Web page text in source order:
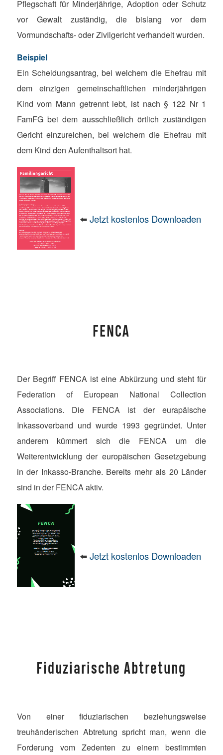
Pflegschaft für Minderjährige, Adoption oder Schutz
vor Gewalt zuständig, die bislang vor dem
Vormundschafts- oder Zivilgericht verhandelt wurden.
Beispiel
Ein Scheidungsantrag, bei welchem die Ehefrau mit
dem einzigen gemeinschaftlichen minderjährigen
Kind vom Mann getrennt lebt, ist nach § 122 Nr 1
FamFG bei dem ausschließlich örtlich zuständigen
Gericht einzureichen, bei welchem die Ehefrau mit
dem Kind den Aufenthaltsort hat.
⬅️Jetzt kostenlos Downloaden
FENCA
Der Begriff FENCA ist eine Abkürzung und steht für
Federation of European National Collection
Associations. Die FENCA ist der eurapäische
Inkassoverband und wurde 1993 gegründet. Unter
anderem kümmert sich die FENCA um die
Weiterentwicklung der europäischen Gesetzgebung
in der Inkasso-Branche. Bereits mehr als 20 Länder
sind in der FENCA aktiv.
⬅️Jetzt kostenlos Downloaden
Fiduziarische Abtretung
Von einer fiduziarischen beziehungsweise
treuhänderischen Abtretung spricht man, wenn die
Forderung vom Zedenten zu einem bestimmten